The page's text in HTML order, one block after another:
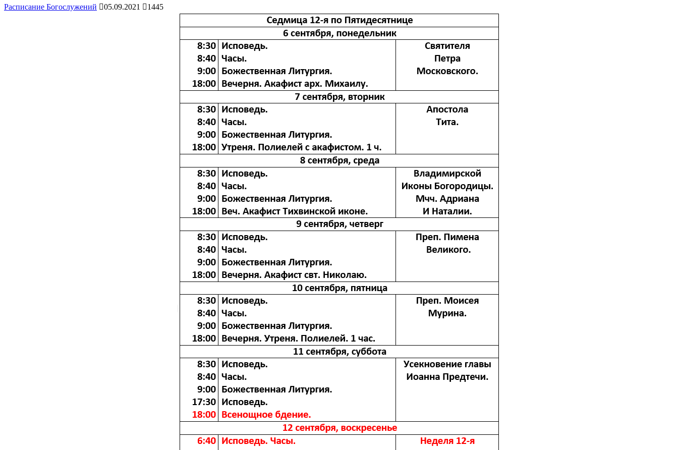
Расписание Богослужений 05.09.2021 1445